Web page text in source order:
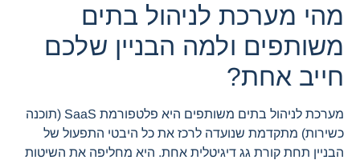
מהי מערכת לניהול בתים
משותפים ולמה הבניין שלכם
חייב אחת?
מערכת לניהול בתים משותפים היא פלטפורמת SaaS (תוכנה
כשירות) מתקדמת שנועדה לרכז את כל היבטי התפעול של
הבניין תחת קורת גג דיגיטלית אחת. היא מחליפה את השיטות